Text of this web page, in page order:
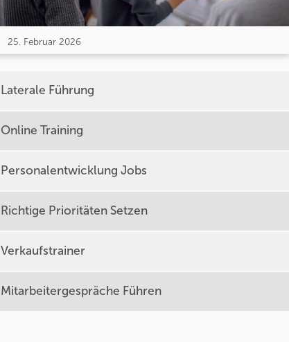
25. Februar 2026
Laterale Führung
Online Training
Personalentwicklung Jobs
Richtige Prioritäten Setzen
Verkaufstrainer
Mitarbeitergespräche Führen